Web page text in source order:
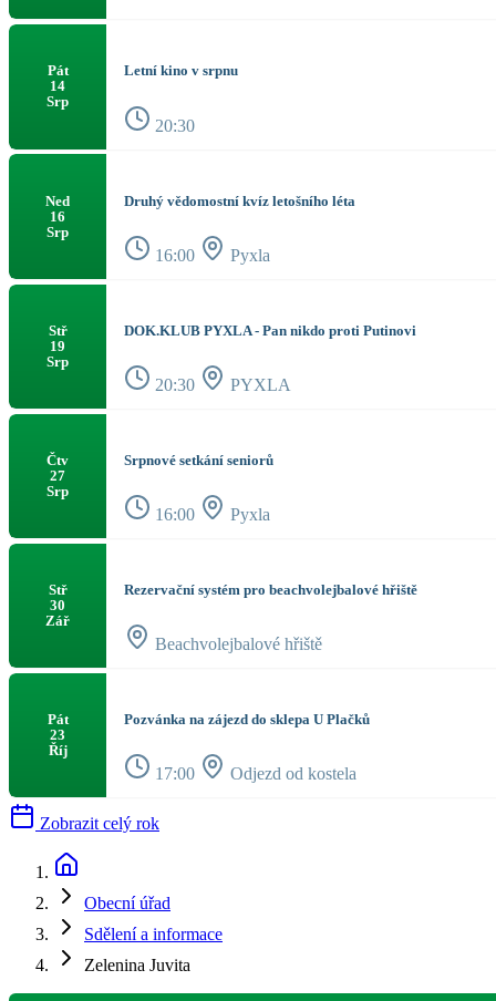
Pát
14
Srp
Letní kino v srpnu
20:30
Ned
16
Srp
Druhý vědomostní kvíz letošního léta
16:00 Pyxla
Stř
19
Srp
DOK.KLUB PYXLA - Pan nikdo proti Putinovi
20:30 PYXLA
Čtv
27
Srp
Srpnové setkání seniorů
16:00 Pyxla
Stř
30
Zář
Rezervační systém pro beachvolejbalové hřiště
Beachvolejbalové hřiště
Pát
23
Říj
Pozvánka na zájezd do sklepa U Plačků
17:00 Odjezd od kostela
Zobrazit celý rok
Obecní úřad
Sdělení a informace
Zelenina Juvita